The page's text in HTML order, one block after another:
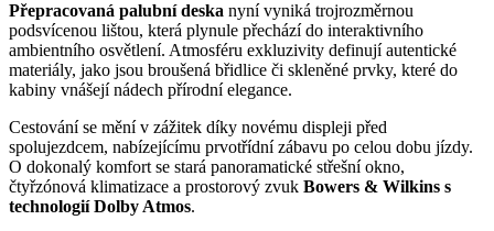
Přepracovaná palubní deska nyní vyniká trojrozměrnou
podsvícenou lištou, která plynule přechází do interaktivního
ambientního osvětlení. Atmosféru exkluzivity definují autentické
materiály, jako jsou broušená břidlice či skleněné prvky, které do
kabiny vnášejí nádech přírodní elegance.
Cestování se mění v zážitek díky novému displeji před
spolujezdcem, nabízejícímu prvotřídní zábavu po celou dobu jízdy.
O dokonalý komfort se stará panoramatické střešní okno,
čtyřzónová klimatizace a prostorový zvuk Bowers & Wilkins s
technologií Dolby Atmos.